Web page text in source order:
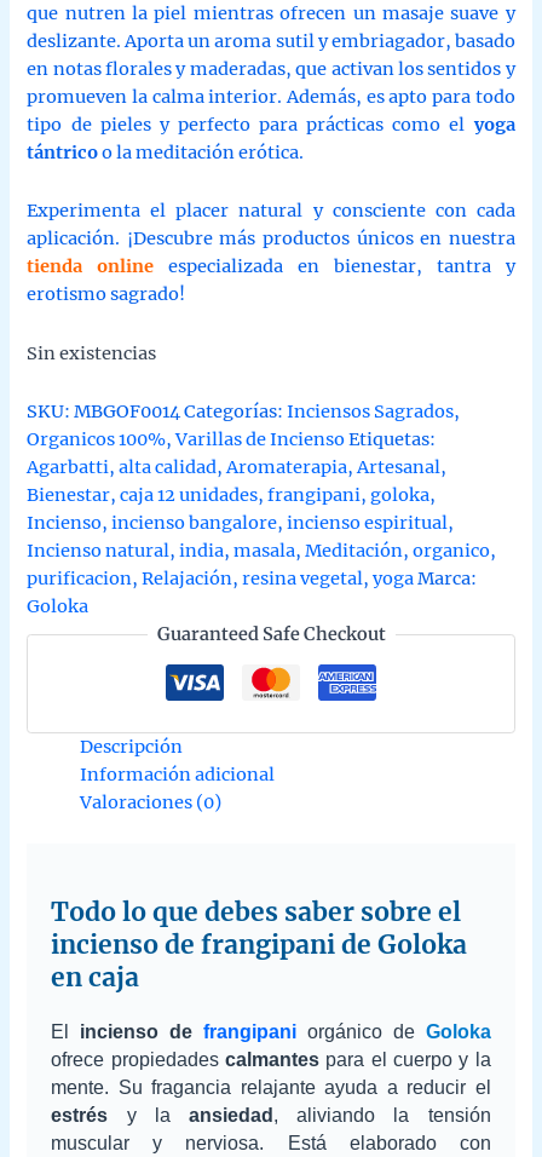
que nutren la piel mientras ofrecen un masaje suave y
deslizante. Aporta un aroma sutil y embriagador, basado
en notas florales y maderadas, que activan los sentidos y
promueven la calma interior. Además, es apto para todo
tipo de pieles y perfecto para prácticas como elyoga
tántricoo la meditación erótica.
Experimenta el placer natural y consciente con cada
aplicación. ¡Descubre más productos únicos en nuestra
tienda online especializada en bienestar, tantra y
erotismo sagrado!
Sin existencias
SKU:MBGOF0014Categorías:Inciensos Sagrados,
Organicos 100%,Varillas de InciensoEtiquetas:
Agarbatti,alta calidad,Aromaterapia,Artesanal,
Bienestar,caja 12 unidades,frangipani, goloka,
Incienso,incienso bangalore,incienso espiritual,
Incienso natural,india,masala,Meditación,organico,
purificacion,Relajación,resina vegetal,yogaMarca:
Goloka
Guaranteed Safe Checkout
Descripción
Información adicional
Valoraciones (0)
Todo lo que debes saber sobre el
incienso de frangipani de Goloka
en caja
El incienso defrangipani orgánico de Goloka
ofrece propiedadescalmantes para el cuerpo y la
mente. Su fragancia relajante ayuda a reducir el
estrés y la ansiedad , aliviando la tensión
muscular y nerviosa. Está elaborado con